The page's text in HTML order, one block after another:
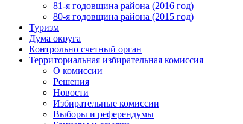
81-я годовщина района (2016 год)
80-я годовщина района (2015 год)
Туризм
Дума округа
Контрольно счетный орган
Территориальная избирательная комиссия
О комиссии
Решения
Новости
Избирательные комиссии
Выборы и референдумы